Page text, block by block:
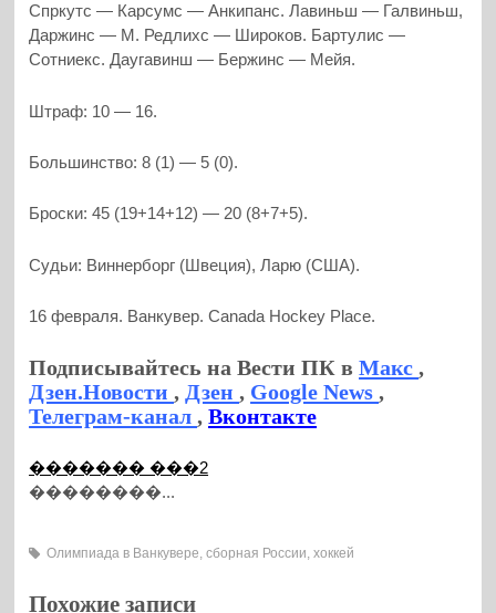
Спркутс — Карсумс — Анкипанс. Лавиньш — Галвиньш,
Даржинс — М. Редлихс — Широков. Бартулис —
Сотниекс. Даугавинш — Бержинс — Мейя.
Штраф: 10 — 16.
Большинство: 8 (1) — 5 (0).
Броски: 45 (19+14+12) — 20 (8+7+5).
Судьи: Виннерборг (Швеция), Ларю (США).
16 февраля. Ванкувер. Canada Hockey Place.
Подписывайтесь на Вести ПК вМакс,
Дзен.Новости,Дзен, Google News,
Телеграм-канал,Вконтакте
������� ���2
��������...
Олимпиада в Ванкувере ,сборная России ,хоккей
Похожие записи